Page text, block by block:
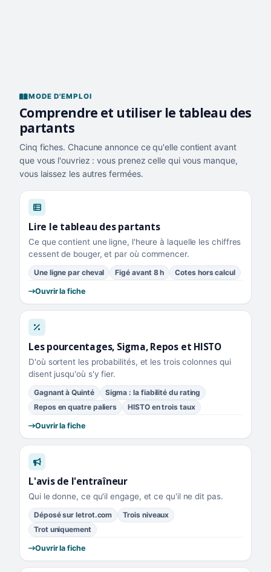
MODE D'EMPLOI
Comprendre et utiliser le tableau des
partants
Cinq fiches. Chacune annonce ce qu'elle contient avant
que vous l'ouvriez : vous prenez celle qui vous manque,
vous laissez les autres fermées.
Lire le tableau des partants
Ce que contient une ligne, l'heure à laquelle les chiffres
cessent de bouger, et par où commencer.
Une ligne par cheval Figé avant 8 h Cotes hors calcul
Ouvrir la fiche
Les pourcentages, Sigma, Repos et HISTO
D'où sortent les probabilités, et les trois colonnes qui
disent jusqu'où s'y fier.
Gagnant à Quinté
Sigma : la fiabilité du rating
Repos en quatre paliers
HISTO en trois taux
Ouvrir la fiche
L'avis de l'entraîneur
Qui le donne, ce qu'il engage, et ce qu'il ne dit pas.
Déposé sur letrot.com
Trois niveaux
Trot uniquement
Ouvrir la fiche